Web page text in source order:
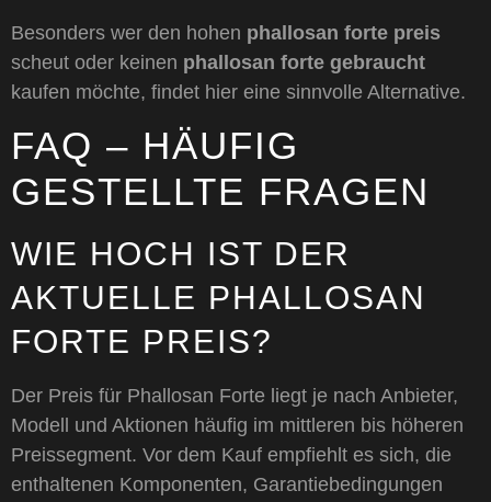
Besonders wer den hohen phallosan forte preis
scheut oder keinen phallosan forte gebraucht
kaufen möchte, findet hier eine sinnvolle Alternative.
FAQ – HÄUFIG
GESTELLTE FRAGEN
WIE HOCH IST DER
AKTUELLE PHALLOSAN
FORTE PREIS?
Der Preis für Phallosan Forte liegt je nach Anbieter,
Modell und Aktionen häufig im mittleren bis höheren
Preissegment. Vor dem Kauf empfiehlt es sich, die
enthaltenen Komponenten, Garantiebedingungen